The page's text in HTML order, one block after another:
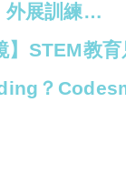
外展訓練…
】STEM教
？